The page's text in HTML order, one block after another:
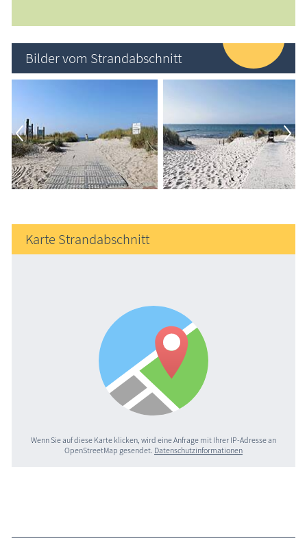
Bilder vom Strandabschnitt
Karte Strandabschnitt
Wenn Sie auf diese Karte klicken, wird eine Anfrage mit Ihrer IP-Adresse an
OpenStreetMap gesendet. Datenschutzinformationen